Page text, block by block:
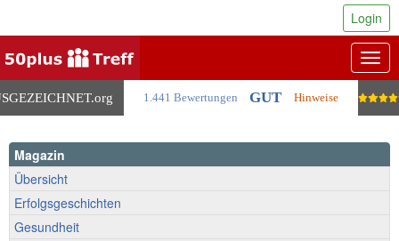
.org 1.441 Bewertungen GUT Hinweise
Login
Magazin
Übersicht
Erfolgsgeschichten
Gesundheit